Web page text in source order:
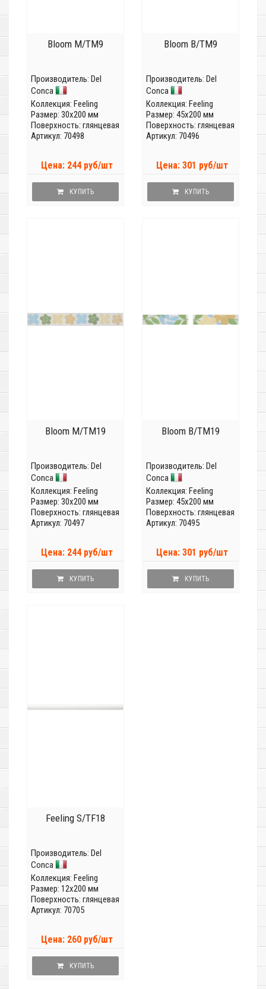
Bloom M/TM9
Производитель: Del
Conca
Коллекция: Feeling
Размер: 30x200 мм
Поверхность: глянцевая
Артикул: 70498
Цена: 244 руб/шт
КУПИТЬ
Bloom B/TM9
Производитель: Del
Conca
Коллекция: Feeling
Размер: 45x200 мм
Поверхность: глянцевая
Артикул: 70496
Цена: 301 руб/шт
КУПИТЬ
Bloom M/TM19
Производитель: Del
Conca
Коллекция: Feeling
Размер: 30x200 мм
Поверхность: глянцевая
Артикул: 70497
Цена: 244 руб/шт
КУПИТЬ
Bloom B/TM19
Производитель: Del
Conca
Коллекция: Feeling
Размер: 45x200 мм
Поверхность: глянцевая
Артикул: 70495
Цена: 301 руб/шт
КУПИТЬ
Feeling S/TF18
Производитель: Del
Conca
Коллекция: Feeling
Размер: 12x200 мм
Поверхность: глянцевая
Артикул: 70705
Цена: 260 руб/шт
КУПИТЬ